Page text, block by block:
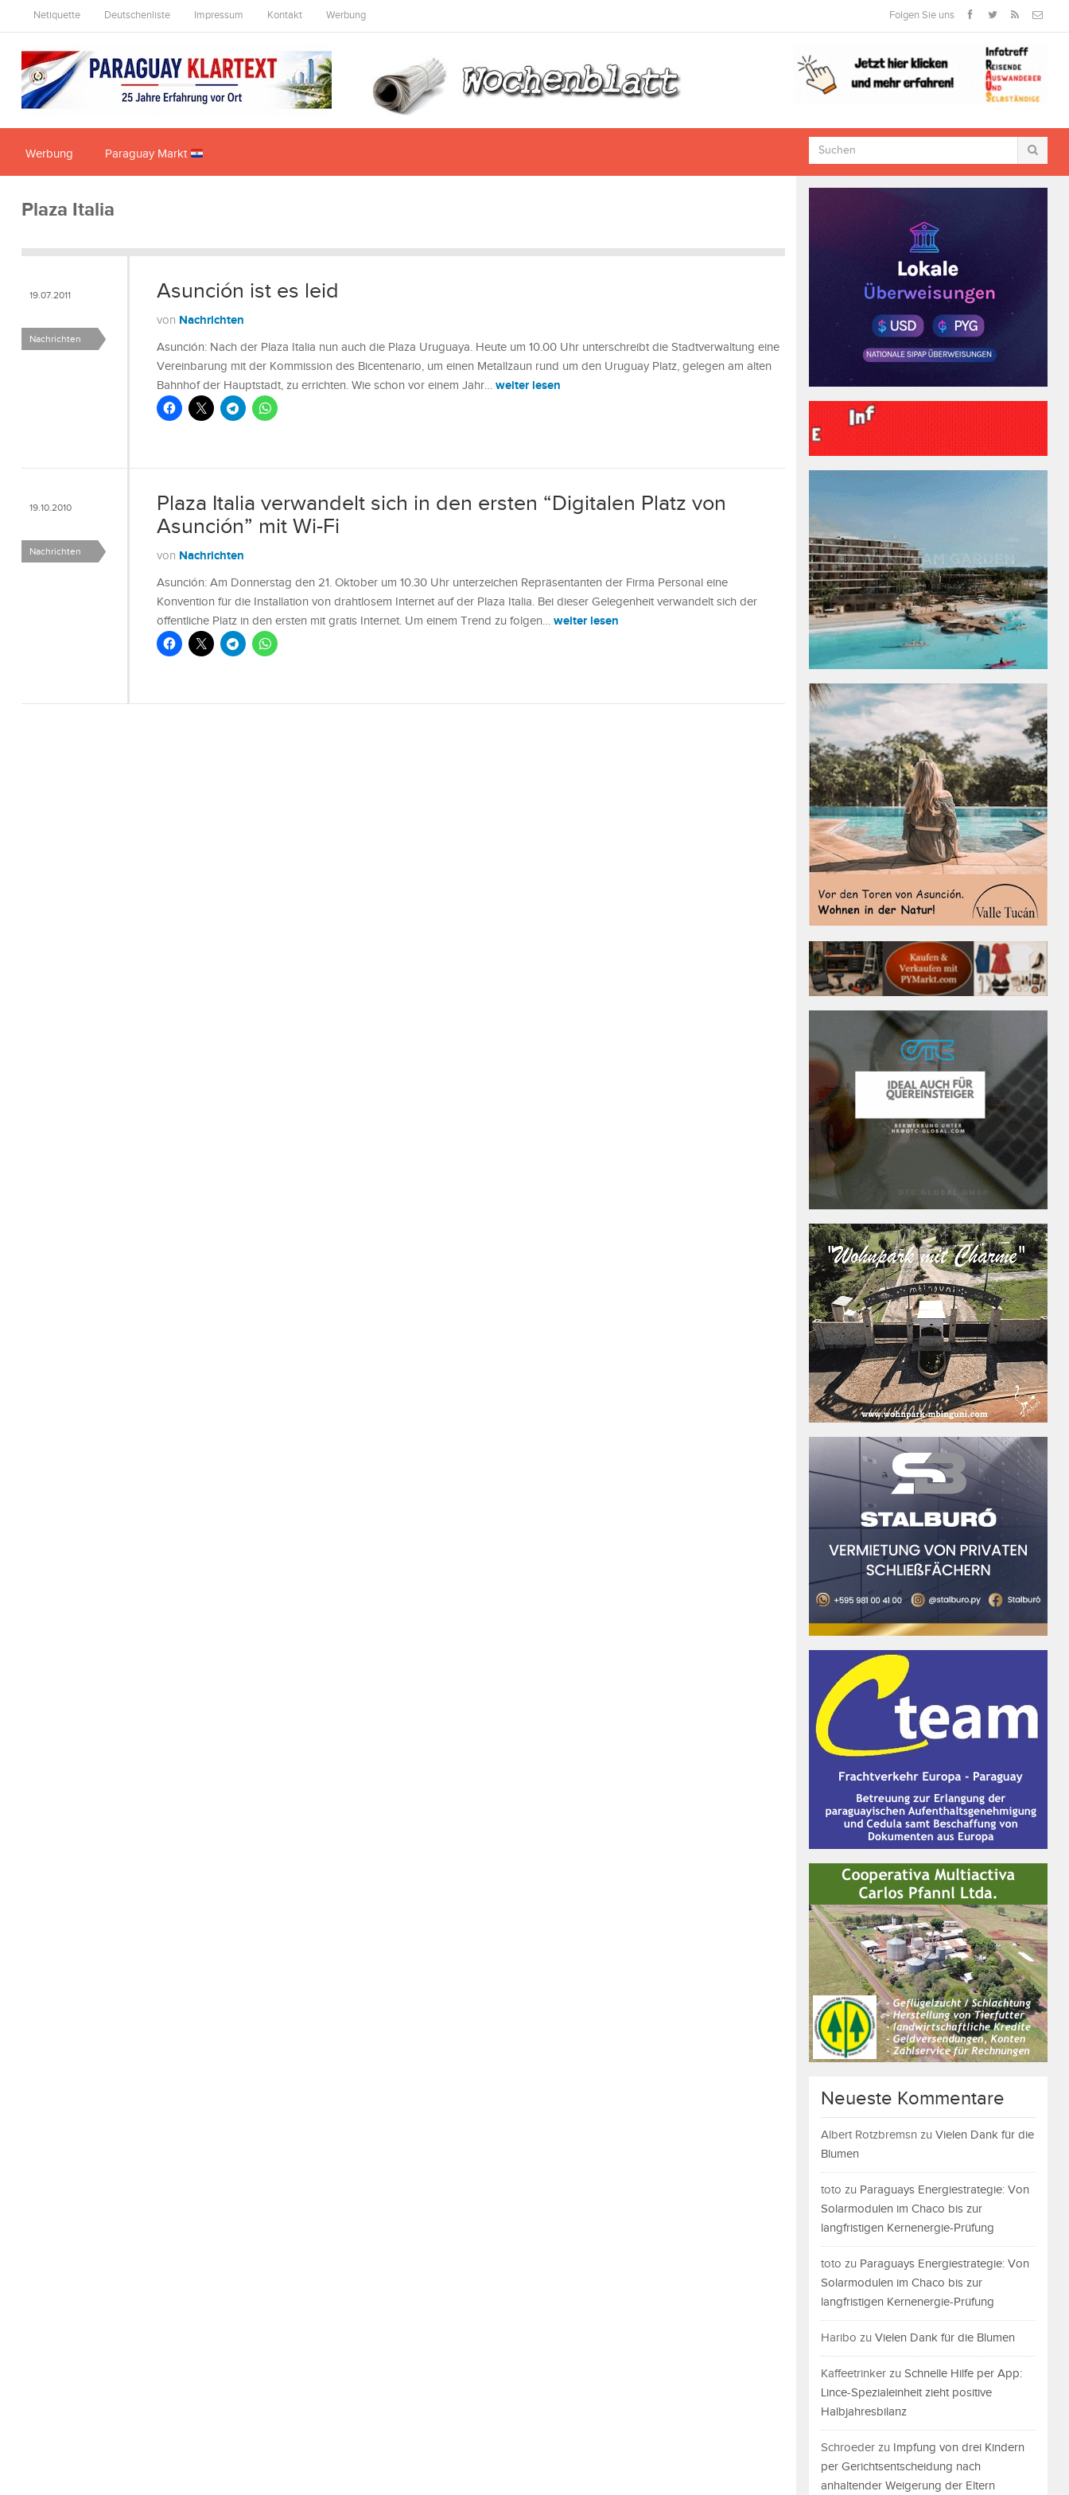
Netiquette Deutschenliste Impressum Kontakt Werbung Folgen Sie uns
Werbung Paraguay Markt
Plaza Italia
Asunción ist es leid
19.07.2011
von Nachrichten
Nachrichten
Asunción: Nach der Plaza Italia nun auch die Plaza Uruguaya. Heute um 10.00 Uhr unterschreibt die Stadtverwaltung eine
Vereinbarung mit der Kommission des Bicentenario, um einen Metallzaun rund um den Uruguay Platz, gelegen am alten
Bahnhof der Hauptstadt, zu errichten. Wie schon vor einem Jahr… weiter lesen
Plaza Italia verwandelt sich in den ersten “Digitalen Platz von
Asunción” mit Wi-Fi
19.10.2010
von Nachrichten
Nachrichten
Asunción: Am Donnerstag den 21. Oktober um 10.30 Uhr unterzeichen Repräsentanten der Firma Personal eine
Konvention für die Installation von drahtlosem Internet auf der Plaza Italia. Bei dieser Gelegenheit verwandelt sich der
öffentliche Platz in den ersten mit gratis Internet. Um einem Trend zu folgen… weiter lesen
Neueste Kommentare
Albert Rotzbremsn zu Vielen Dank für die
Blumen
toto zu Paraguays Energiestrategie: Von
Solarmodulen im Chaco bis zur
langfristigen Kernenergie-Prüfung
toto zu Paraguays Energiestrategie: Von
Solarmodulen im Chaco bis zur
langfristigen Kernenergie-Prüfung
Haribo zu Vielen Dank für die Blumen
Kaffeetrinker zu Schnelle Hilfe per App:
Lince-Spezialeinheit zieht positive
Halbjahresbilanz
Schroeder zu Impfung von drei Kindern
per Gerichtsentscheidung nach
anhaltender Weigerung der Eltern